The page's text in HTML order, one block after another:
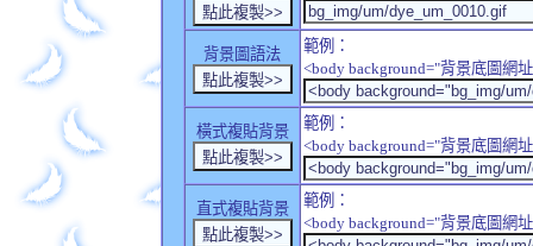
背景圖語法
範例：
<body background="背景底圖網
橫式複貼背景
範例：
<body background="背景底圖網
直式複貼背景
範例：
<body background="背景底圖網